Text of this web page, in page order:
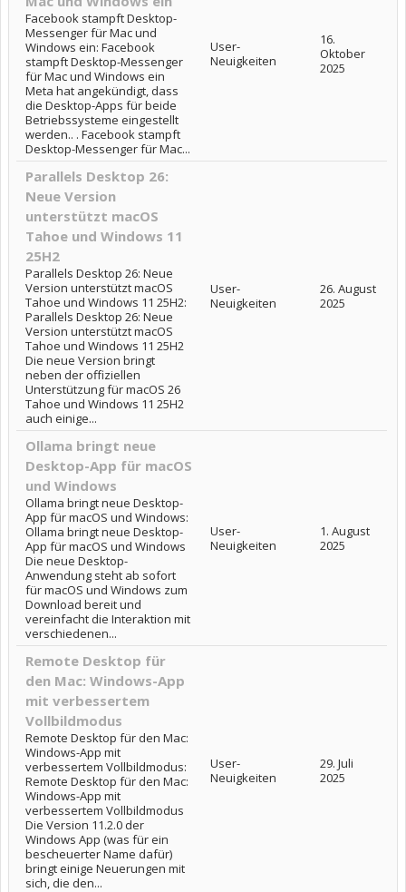
Facebook stampft Desktop-
Messenger für Mac und
Windows ein: Facebook
stampft Desktop-Messenger
für Mac und Windows ein
Meta hat angekündigt, dass
die Desktop-Apps für beide
Betriebssysteme eingestellt
werden.. . Facebook stampft
Desktop-Messenger für Mac...
User-
Neuigkeiten
16.
Oktober
2025
Parallels Desktop 26:
Neue Version
unterstützt macOS
Tahoe und Windows 11
25H2
Parallels Desktop 26: Neue
Version unterstützt macOS
Tahoe und Windows 11 25H2:
Parallels Desktop 26: Neue
Version unterstützt macOS
Tahoe und Windows 11 25H2
Die neue Version bringt
neben der offiziellen
Unterstützung für macOS 26
Tahoe und Windows 11 25H2
auch einige...
User-
Neuigkeiten
26. August
2025
Ollama bringt neue
Desktop-App für macOS
und Windows
Ollama bringt neue Desktop-
App für macOS und Windows:
Ollama bringt neue Desktop-
App für macOS und Windows
Die neue Desktop-
Anwendung steht ab sofort
für macOS und Windows zum
Download bereit und
vereinfacht die Interaktion mit
verschiedenen...
User-
Neuigkeiten
1. August
2025
Remote Desktop für
den Mac: Windows-App
mit verbessertem
Vollbildmodus
Remote Desktop für den Mac:
Windows-App mit
verbessertem Vollbildmodus:
Remote Desktop für den Mac:
Windows-App mit
verbessertem Vollbildmodus
Die Version 11.2.0 der
Windows App (was für ein
bescheuerter Name dafür)
bringt einige Neuerungen mit
sich, die den...
User-
Neuigkeiten
29. Juli
2025